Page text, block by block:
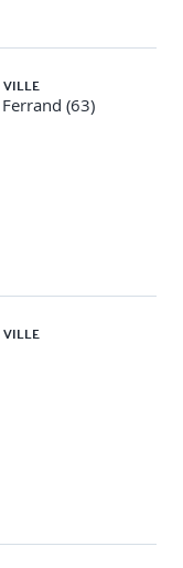
pour l’organisation
des
technique
blocs
VILLE
(63)
VILLE